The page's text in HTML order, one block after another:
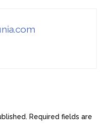
Required fields are